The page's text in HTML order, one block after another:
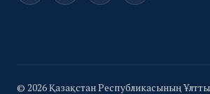
© 2026 Қазақстан Республикасының